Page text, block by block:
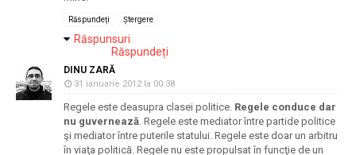
Răspundeți Ștergere
Răspunsuri
Răspundeți
DINU ZARĂ
31 ianuarie 2012 la 00:38
Regele este deasupra clasei politice. Regele conduce dar
nu guvernează. Regele este mediator între partide politice
şi mediator între puterile statului. Regele este doar un arbitru
în viaţa politică. Regele nu este propulsat în funcţie de un